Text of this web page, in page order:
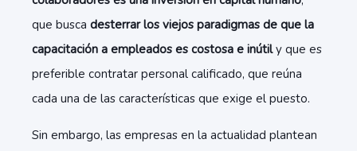
que busca desterrar los viejos paradigmas de que la
capacitación a empleados es costosa e inútily que es
preferible contratar personal calificado, que reúna
cada una de las características que exige el puesto.
Sin embargo, las empresas en la actualidad plantean